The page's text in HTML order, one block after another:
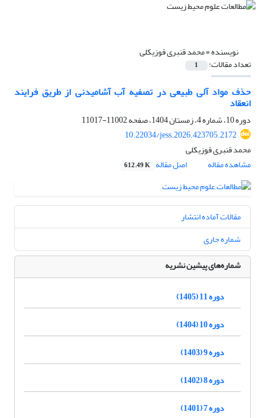
نویسنده =محمد قنبری قوزیکلی
تعداد مقالات: 1
حذف مواد آلی طبیعی در تصفیه آب آشامیدنی از طریق فرایند
انعقاد
دوره 10، شماره 4، زمستان 1404، صفحه
11002-11017
10.22034/jess.2026.423705.2172
محمد قنبری قوزیکلی
مشاهده مقاله
اصل مقاله 612.49 K
مقالات آماده انتشار
شماره جاری
شماره‌های پیشین نشریه
دوره 11 (1405)
دوره 10 (1404)
دوره 9 (1403)
دوره 8 (1402)
دوره 7 (1401)